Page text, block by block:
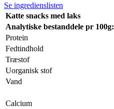
Se ingredienslisten
Katte snacks med laks
Analytiske bestanddele pr 100g:
Protein
Fedtindhold
Træstof
Uorganisk stof
Vand
Calcium